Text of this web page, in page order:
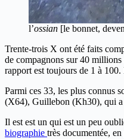
l’ossian [le bonnet,
Trente-trois X ont été faits
de compagnons sur 40
rapport est toujours de 1 à
Parmi ces 33, les plus connus
(X64), Guillebon (Kh30), qui a
Il est est un qui est un peu
biographie très documentée,